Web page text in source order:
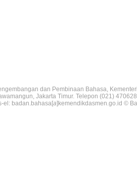
dan Pembinaan Bahasa,
Jakarta Timur. Telepon (021)
el: badan.bahasa[a]kemendikdasmen.go.id ©